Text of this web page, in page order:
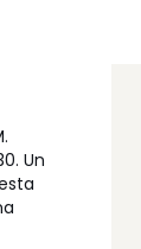
Un